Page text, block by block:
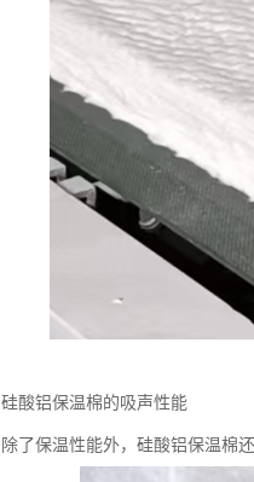
硅酸铝保温棉的吸声性能
除了保温性能外，硅酸铝保温棉